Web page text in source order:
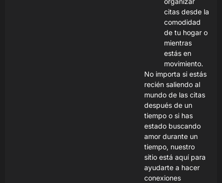
citas desde la
comodidad
de tu hogar o
mientras
estás en
movimiento.
No importa si estás
recién saliendo al
mundo de las citas
después de un
tiempo o si has
estado buscando
amor durante un
tiempo, nuestro
sitio está aquí para
ayudarte a hacer
conexiones